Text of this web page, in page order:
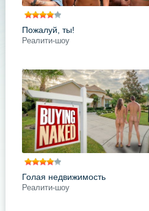
Поделись с друзьями
Пожалуй, ты!
Реалити-шоу
Новое увлекательное телешоу на
MTV. Основная задача
заключается в том, чтобы помочь
героям отыскать свою вторую
половину. В том случае, если это
подробнее
Поделись с друзьями
Голая недвижимость
Реалити-шоу